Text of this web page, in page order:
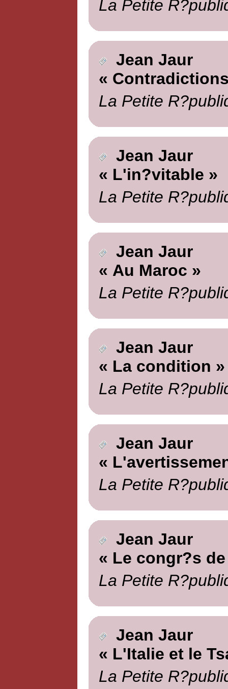
La Petite
Jean Jaur
«
La Petite
Jean Jaur
« L'in?vitable »
La Petite
Jean Jaur
« Au Maroc »
La Petite
Jean Jaur
« La condition »
La Petite
Jean Jaur
«
La Petite
Jean Jaur
« Le congr?s
La Petite
Jean Jaur
« L'Italie et le
La Petite